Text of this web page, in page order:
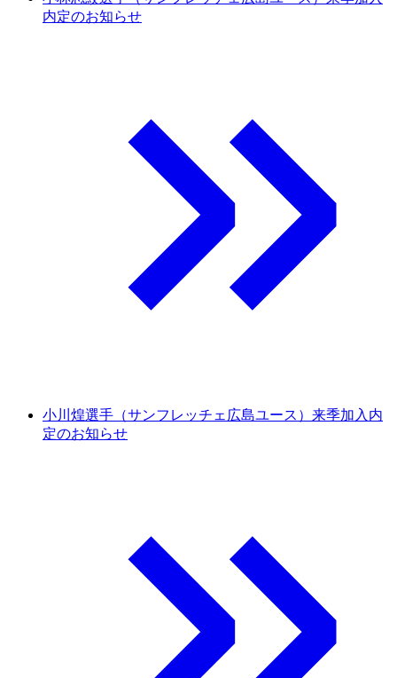
内定のお知らせ
小川煌選手（サンフレッチェ広島ユース）来季加入内
定のお知らせ